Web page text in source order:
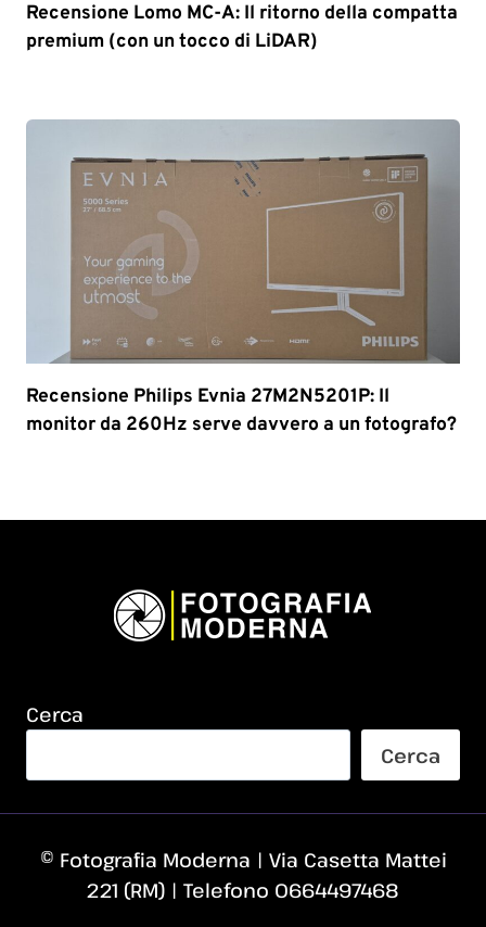
Recensione Lomo MC-A: Il ritorno della compatta
premium (con un tocco di LiDAR)
Recensione Philips Evnia 27M2N5201P: Il
monitor da 260Hz serve davvero a un fotografo?
Cerca
Cerca
© Fotografia Moderna | Via Casetta Mattei
221 (RM) | Telefono 0664497468